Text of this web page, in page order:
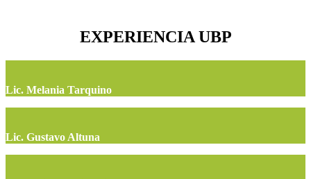
EXPERIENCIA UBP
Lic. Melania Tarquino
Lic. Gustavo Altuna